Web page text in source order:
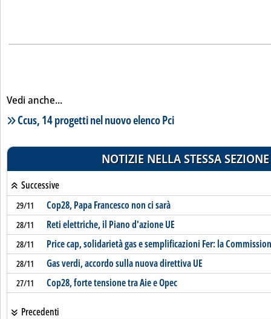
Vedi anche...
Lista notizie correlate
Ccus, 14 progetti nel nuovo elenco Pci
NOTIZIE NELLA STESSA SEZIONE
Successive
29/11 Cop28, Papa Francesco non ci sarà
28/11 Reti elettriche, il Piano d'azione UE
28/11 Price cap, solidarietà gas e semplificazioni Fer: la
28/11 Gas verdi, accordo sulla nuova direttiva UE
27/11 Cop28, forte tensione tra Aie e Opec
Precedenti